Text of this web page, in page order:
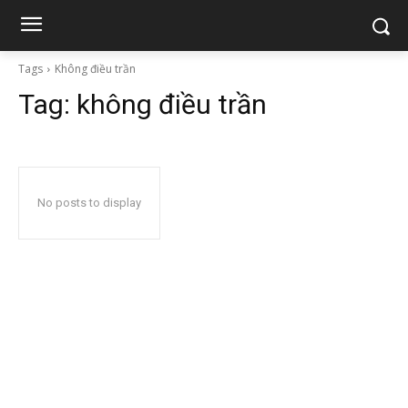
Tags Không điều trần
Tag: không điều trần
No posts to display